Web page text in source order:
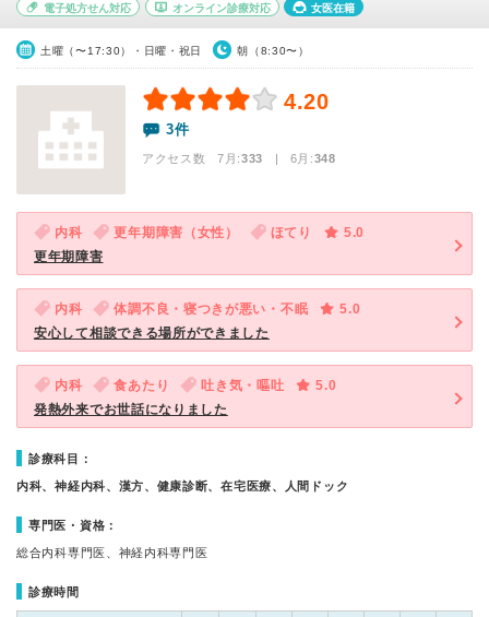
電子処方せん対応 オンライン診療対応 女医在籍
土曜（〜17:30）・日曜・祝日 朝（8:30〜）
4.20
3件
アクセス数 7月:333 | 6月:348
内科 更年期障害（女性） ほてり
5.0
更年期障害
内科 体調不良・寝つきが悪い・不眠
5.0
安心して相談できる場所ができました
内科 食あたり 吐き気・嘔吐
5.0
発熱外来でお世話になりました
診療科目：
内科、神経内科、漢方、健康診断、在宅医療、人間ドック
専門医・資格：
総合内科専門医、神経内科専門医
診療時間